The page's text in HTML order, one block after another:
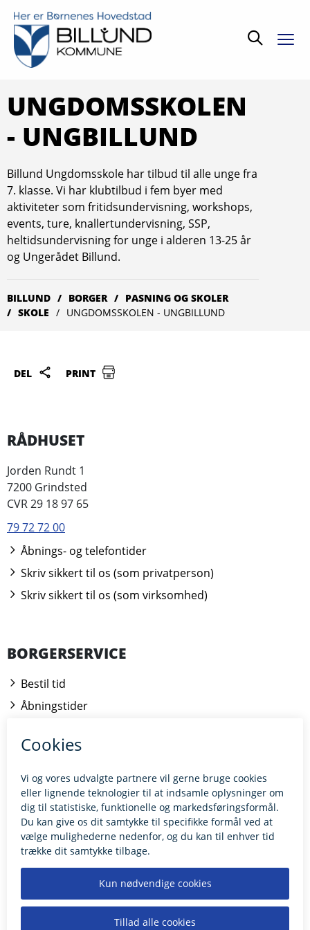
Søg
UNGDOMSSKOLEN
- UNGBILLUND
Billund Ungdomsskole har tilbud til alle unge fra
7. klasse. Vi har klubtilbud i fem byer med
aktiviteter som fritidsundervisning, workshops,
events, ture, knallertundervisning, SSP,
heltidsundervisning for unge i alderen 13-25 år
og Ungerådet Billund.
BILLUND BORGER
PASNING OG SKOLER
SKOLE
UNGDOMSSKOLEN - UNGBILLUND
DEL PRINT
RÅDHUSET
Jorden Rundt 1
7200 Grindsted
CVR 29 18 97 65
79 72 72 00
Åbnings- og telefontider
Skriv sikkert til os (som privatperson)
Skriv sikkert til os (som virksomhed)
BORGERSERVICE
Bestil tid
Åbningstider
Kontakt borgerrådgiveren
BILLUND.DK
Tilgængelighedserklæring
Giv feedback til hjemmesiden